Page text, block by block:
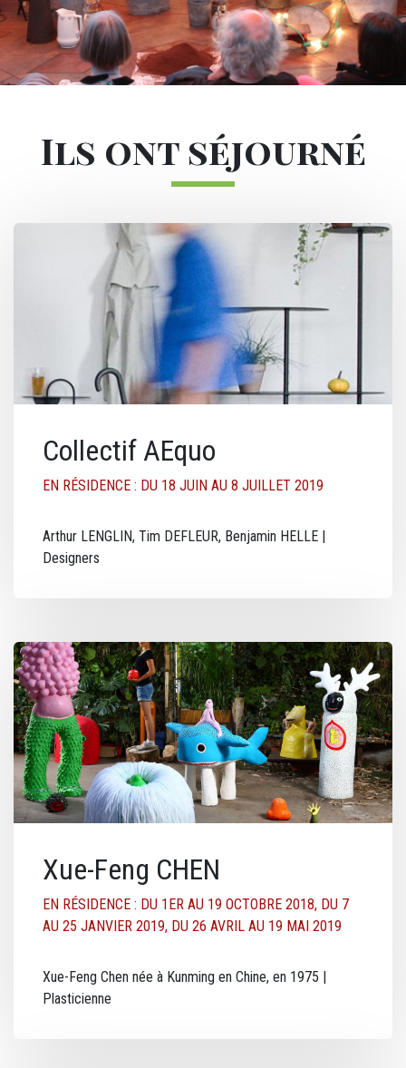
Ils ont séjourné
Collectif AEquo
EN RÉSIDENCE : DU 18 JUIN AU 8 JUILLET 2019
Arthur LENGLIN, Tim DEFLEUR, Benjamin HELLE |
Designers
Image
Xue-Feng CHEN
EN RÉSIDENCE : DU 1ER AU 19 OCTOBRE 2018, DU 7
AU 25 JANVIER 2019, DU 26 AVRIL AU 19 MAI 2019
Xue-Feng Chen née à Kunming en Chine, en 1975 |
Plasticienne